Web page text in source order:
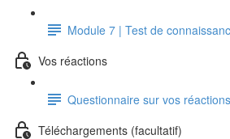
Module 7 | Test de
Vos réactions
Questionnaire sur vos réactions
Téléchargements (facultatif)